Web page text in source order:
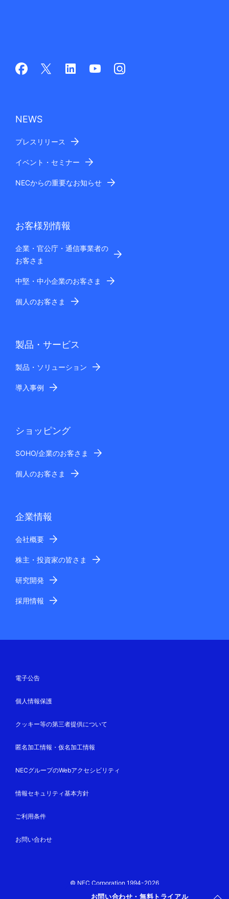
お問い合わせ・無料トライアル
NEWS
プレスリリース
イベント・セミナー
NECからの重要なお知らせ
お客様別情報
企業・官公庁・通信事業者の
お客さま
中堅・中小企業のお客さま
個人のお客さま
製品・サービス
製品・ソリューション
導入事例
ショッピング
SOHO/企業のお客さま
個人のお客さま
企業情報
会社概要
株主・投資家の皆さま
研究開発
採用情報
電子公告
個人情報保護
クッキー等の第三者提供について
匿名加工情報・仮名加工情報
NECグループのWebアクセシビリティ
情報セキュリティ基本方針
ご利用条件
お問い合わせ
© NEC Corporation 1994-2026